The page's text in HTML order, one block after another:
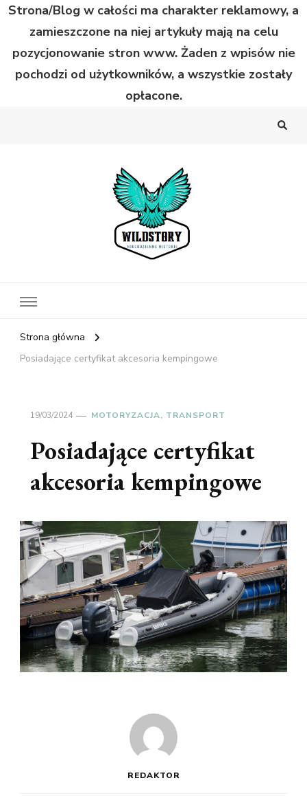
Strona/Blog w całości ma charakter reklamowy, a
zamieszczone na niej artykuły mają na celu
pozycjonowanie stron www. Żaden z wpisów nie
pochodzi od użytkowników, a wszystkie zostały
opłacone.
Strona główna
Posiadające certyfikat akcesoria kempingowe
19/03/2024 MOTORYZACJA, TRANSPORT
Posiadające certyfikat
akcesoria kempingowe
REDAKTOR